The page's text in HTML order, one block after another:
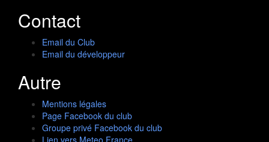
Contact
Email du Club
Email du développeur
Autre
Mentions légales
Page Facebook du club
Groupe privé Facebook du club
Lien vers Meteo France